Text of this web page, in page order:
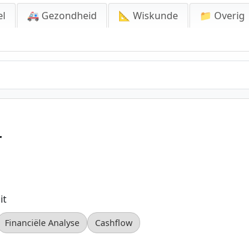
🚑 Gezondheid 📐 Wiskunde 📁 Overig
Financiële Analyse Cashflow